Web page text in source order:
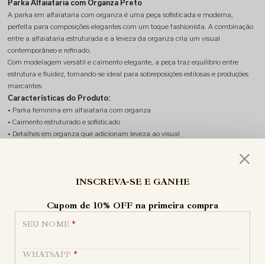
Parka Alfaiataria com Organza Preto
A parka em alfaiataria com organza é uma peça sofisticada e moderna,
perfeita para composições elegantes com um toque fashionista. A combinação
entre a alfaiataria estruturada e a leveza da organza cria um visual
contemporâneo e refinado.
Com modelagem versátil e caimento elegante, a peça traz equilíbrio entre
estrutura e fluidez, tornando-se ideal para sobreposições estilosas e produções
marcantes.
Características do Produto:
• Parka feminina em alfaiataria com organza
• Caimento estruturado e sofisticado
• Detalhes em organza que adicionam leveza ao visual
Ideal para eventos, produções sofisticadas ou looks modernos para o dia e a
Alfaiataria e Organza
INSCREVA-SE E GANHE
Cupom de 10% OFF na primeira compra
SEU NOME *
WHATSAPP *